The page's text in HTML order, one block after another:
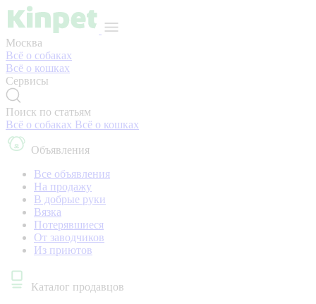
Москва
Всё о собаках
Всё о кошках
Сервисы
Поиск по статьям
Всё о собаках Всё о кошках
Объявления
Все объявления
На продажу
В добрые руки
Вязка
Потерявшиеся
От заводчиков
Из приютов
Каталог продавцов